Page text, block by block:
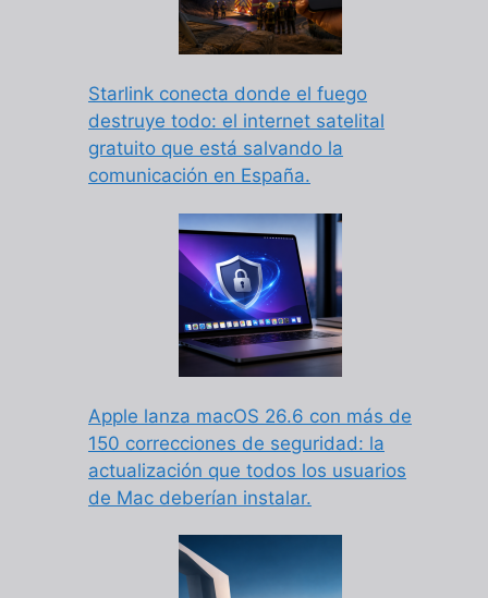
Starlink conecta donde el fuego
destruye todo: el internet satelital
gratuito que está salvando la
comunicación en España.
Apple lanza macOS 26.6 con más de
150 correcciones de seguridad: la
actualización que todos los usuarios
de Mac deberían instalar.